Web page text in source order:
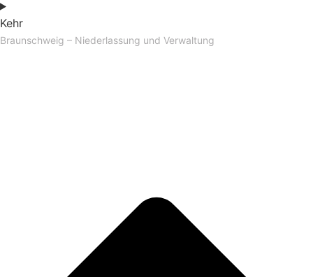
Kehr
Braunschweig – Niederlassung und Verwaltung